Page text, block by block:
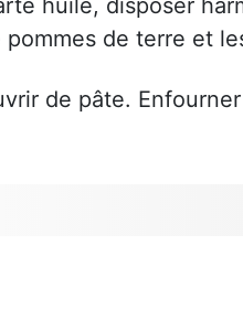
de terre et
de pâte.